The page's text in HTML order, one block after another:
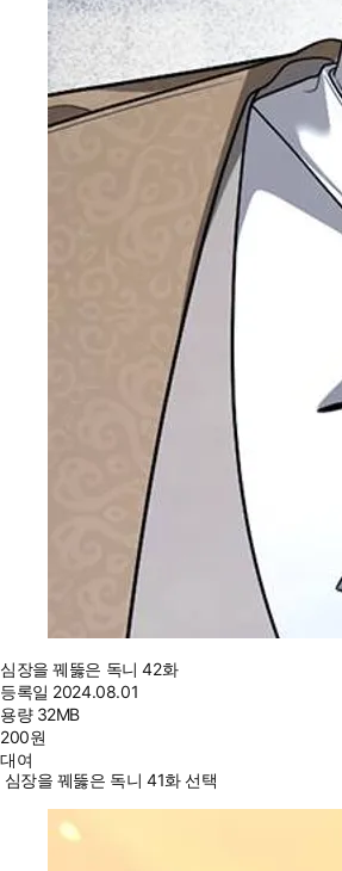
심장을 꿰뚫은 독니 42화
등록일 2024.08.01
용량 32MB
200원
대여
심장을 꿰뚫은 독니 41화 선택